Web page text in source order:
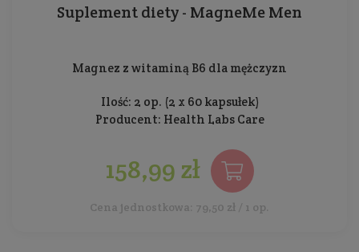
Suplement diety - MagneMe Men
Magnez z witaminą B6 dla mężczyzn
Ilość: 2 op. (2 x 60 kapsułek)
Producent: Health Labs Care
158,99 zł
Cena jednostkowa: 79,50 zł / 1 op.